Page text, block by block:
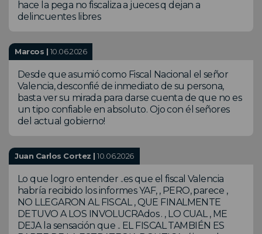
hace la pega no fiscaliza a jueces q dejan a
delincuentes libres
Marcos | 10.06.2026
Desde que asumió como Fiscal Nacional el señor
Valencia, desconfié de inmediato de su persona,
basta ver su mirada para darse cuenta de que no es
un tipo confiable en absoluto. Ojo con él señores
del actual gobierno!
Juan Carlos Cortez |10.06.2026
Lo que logro entender ..es que el fiscal Valencia
habría recibido los informes YAF, , PERO, parece ,
NO LLEGARON AL FISCAL , QUE FINALMENTE
DETUVO A LOS INVOLUCRAdos . , LO CUAL , ME
DEJA la sensación que .. EL FISCAL TAMBIÉN ES